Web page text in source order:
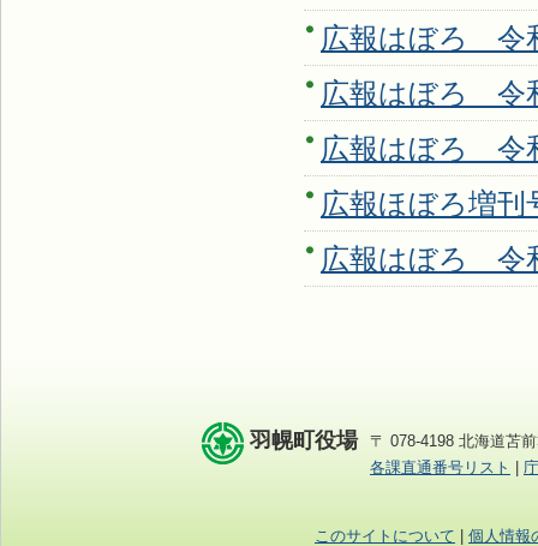
広報はぼろ 令
広報はぼろ 令
広報はぼろ 令
広報ほぼろ増刊
広報はぼろ 令
羽幌町役場
〒 078-4198 北海道苫
各課直通番号リスト
このサイトについて 個人情報